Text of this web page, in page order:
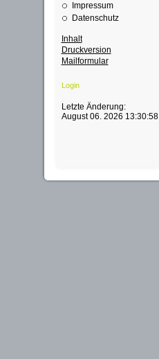
Impressum
Datenschutz
Inhalt
Druckversion
Mailformular
Login
Letzte Änderung:
August 06. 2026 13:30:58